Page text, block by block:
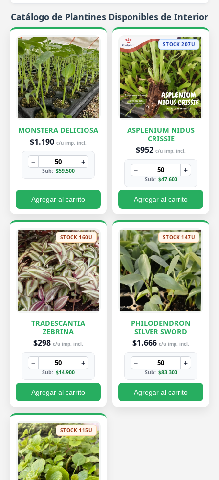
Catálogo de Plantines Disponibles de Interior
MONSTERA DELICIOSA
$1.190 c/u imp. incl.
− +
Sub: $59.500
Agregar al carrito
STOCK 207U
ASPLENIUM NIDUS
CRISSIE
$952 c/u imp. incl.
− +
Sub: $47.600
Agregar al carrito
STOCK 160U
TRADESCANTIA
ZEBRINA
$298 c/u imp. incl.
− +
Sub: $14.900
Agregar al carrito
STOCK 147U
PHILODENDRON
SILVER SWORD
$1.666 c/u imp. incl.
− +
Sub: $83.300
Agregar al carrito
STOCK 115U